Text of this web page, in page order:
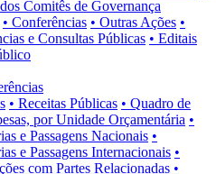
Comitês de Governança
• Conferências • Outras Ações •
e Consultas Públicas • Editais
• Receitas Públicas • Quadro de
por Unidade Orçamentária •
e Passagens Nacionais •
e Passagens Internacionais •
com Partes Relacionadas •